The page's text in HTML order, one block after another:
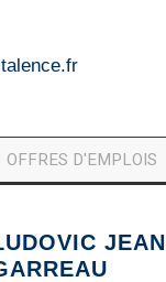
OFFRES D'EMPLOIS
JEAN